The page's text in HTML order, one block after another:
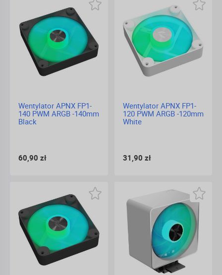
Wentylator APNX FP1-
140 PWM ARGB -140mm
Black
60,90 zł
Wentylator APNX FP1-
120 PWM ARGB -120mm
White
31,90 zł